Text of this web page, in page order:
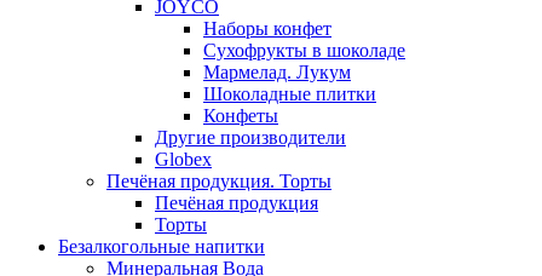
JOYCO
Наборы конфет
Сухофрукты в шоколаде
Мармелад. Лукум
Шоколадные плитки
Конфеты
Другие производители
Globex
Печёная продукция. Торты
Печёная продукция
Торты
Безалкогольные напитки
Минеральная Вода